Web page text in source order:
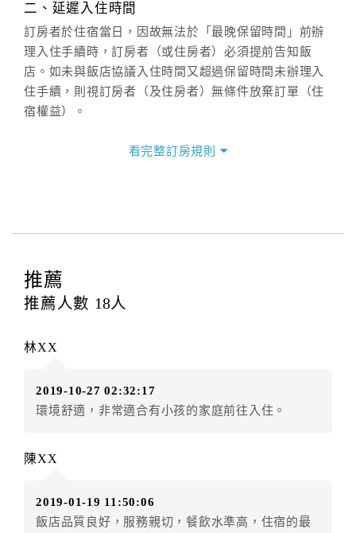
(07)9682715 。
二、延遲入住時間
訂房者於住宿當日，因故無法於「最晚保留時間」前辦
理入住手續時，訂房者（或住房者）必須提前告知飯
店。如未與飯店協議入住時間又超過保留時間未辦理入
住手續，則視訂房者（及住房者）無條件放棄訂單（住
宿權益）。
四、訂單異動
提出申辦不得異動訂單。
每筆訂單異動限定
辦理取消退款。
房者應補足差額。（限原訂飯店）
房者不得要求退其差額。（限原訂飯店）
額3個月
．訂房者使用「保留住宿金額」時，請注意！為避免飯
店客滿，敬請及早計畫，如逾時未提出申辦，視同無條
看完整訂房規則
推薦
推薦人數 18人
林XX
2019-10-27 02:32:17
環境舒適，非常適合有小孩的家庭前往入住。
陳XX
2019-01-19 11:50:06
飯店品質良好，服務親切，餐飲水準高，住宿的最